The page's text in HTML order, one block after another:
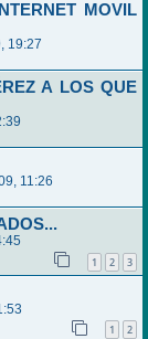
MOVIL
19:27
A LOS QUE
11:26
1 2 3
1 2